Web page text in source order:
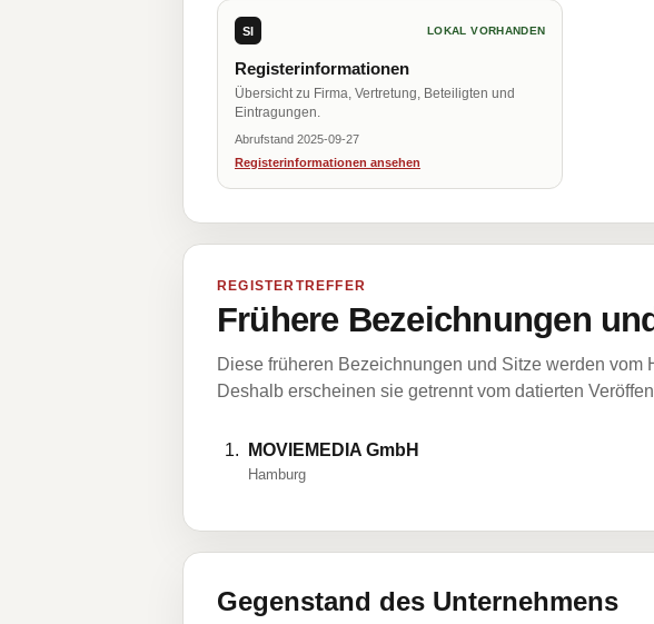
SI LOKAL VORHANDEN
Registerinformationen
Übersicht zu Firma, Vertretung, Beteiligten und
Eintragungen.
Abrufstand 2025-09-27
Registerinformationen ansehen
REGISTERTREFFER
Frühere Bezeichnungen
Diese früheren Bezeichnungen und Sitze werden
Deshalb erscheinen sie getrennt vom datierten
MOVIEMEDIA GmbH
Hamburg
Gegenstand des Unternehmens